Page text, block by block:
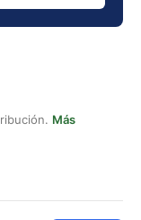
Más